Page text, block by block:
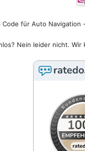
Code für Auto
Nein leider nicht.